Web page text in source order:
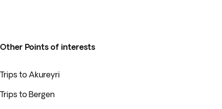
Other Points of interests
Trips to Akureyri
Trips to Bergen